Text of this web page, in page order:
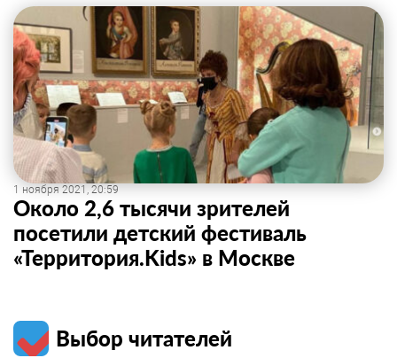
1 ноября 2021, 20:59
Около 2,6 тысячи зрителей
посетили детский фестиваль
«Территория.Kids» в Москве
Выбор читателей